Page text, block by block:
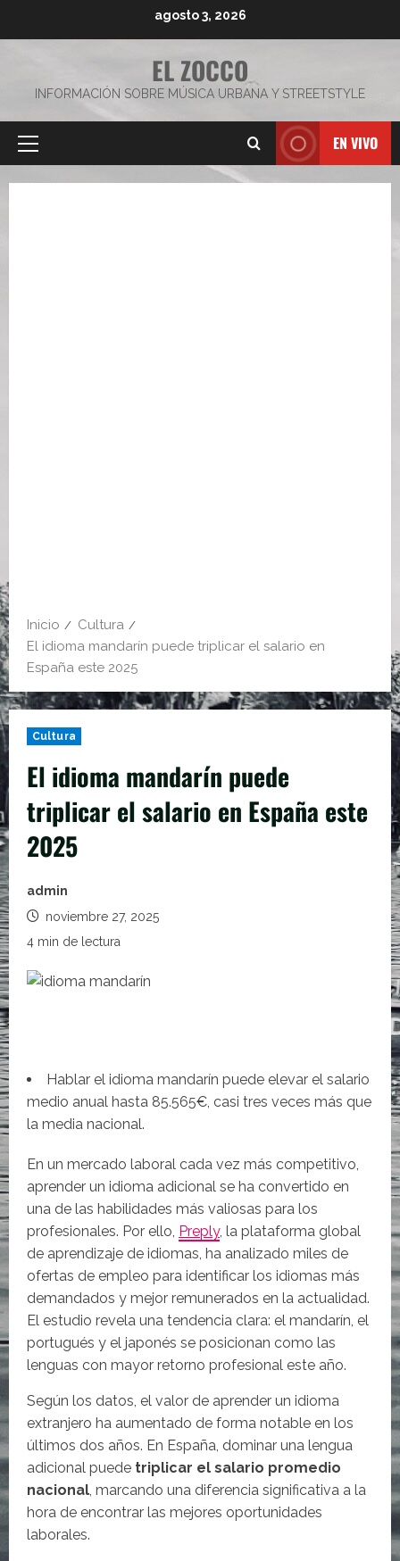
agosto 3, 2026
EL ZOCCO
INFORMACIÓN SOBRE MÚSICA URBANA Y STREETSTYLE
Menú
EN VIVO
Inicio
Cultura
El idioma mandarín puede triplicar el salario en
España este 2025
Cultura
El idioma mandarín puede
triplicar el salario en España este
2025
admin
noviembre 27, 2025
4 min de lectura
Hablar el idioma mandarín puede elevar el salario
medio anual hasta 85.565€, casi tres veces más que
la media nacional.
En un mercado laboral cada vez más competitivo,
aprender un idioma adicional se ha convertido en
una de las habilidades más valiosas para los
profesionales. Por ello, Preply, la plataforma global
de aprendizaje de idiomas, ha analizado miles de
ofertas de empleo para identificar los idiomas más
demandados y mejor remunerados en la actualidad.
El estudio revela una tendencia clara: el mandarín, el
portugués y el japonés se posicionan como las
lenguas con mayor retorno profesional este año.
Según los datos, el valor de aprender un idioma
extranjero ha aumentado de forma notable en los
últimos dos años. En España, dominar una lengua
adicional puede triplicar el salario promedio
nacional, marcando una diferencia significativa a la
hora de encontrar las mejores oportunidades
laborales.